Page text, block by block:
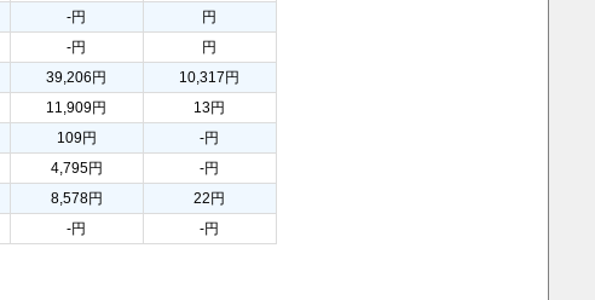
-円
円
-円
円
39,206円
10,317円
11,909円
13円
109円
-円
4,795円
-円
8,578円
22円
-円 -円